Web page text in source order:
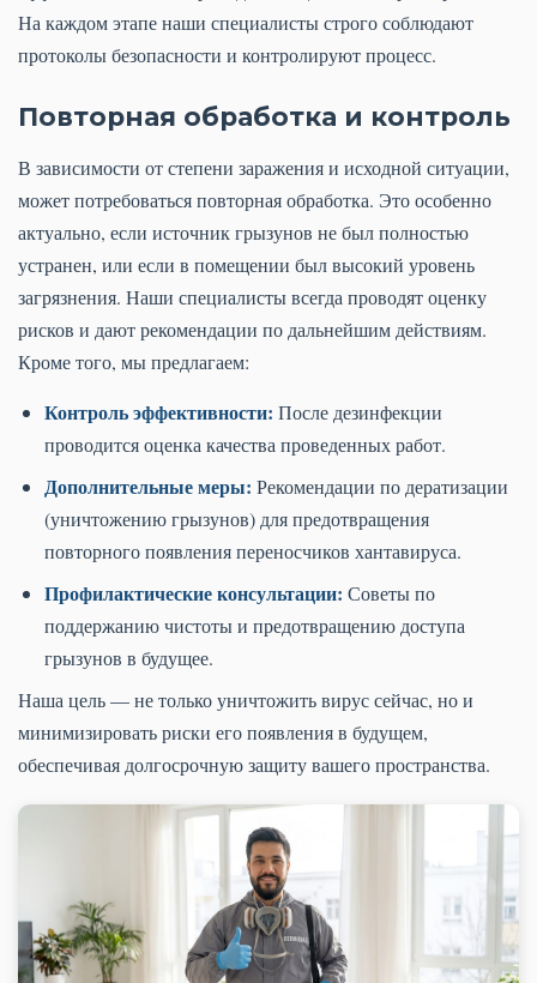
На каждом этапе наши специалисты строго соблюдают
протоколы безопасности и контролируют процесс.
Повторная обработка и контроль
В зависимости от степени заражения и исходной ситуации,
может потребоваться повторная обработка. Это особенно
актуально, если источник грызунов не был полностью
устранен, или если в помещении был высокий уровень
загрязнения. Наши специалисты всегда проводят оценку
рисков и дают рекомендации по дальнейшим действиям.
Кроме того, мы предлагаем:
Контроль эффективности: После дезинфекции
проводится оценка качества проведенных работ.
Дополнительные меры: Рекомендации по дератизации
(уничтожению грызунов) для предотвращения
повторного появления переносчиков хантавируса.
Профилактические консультации: Советы по
поддержанию чистоты и предотвращению доступа
грызунов в будущее.
Наша цель — не только уничтожить вирус сейчас, но и
минимизировать риски его появления в будущем,
обеспечивая долгосрочную защиту вашего пространства.